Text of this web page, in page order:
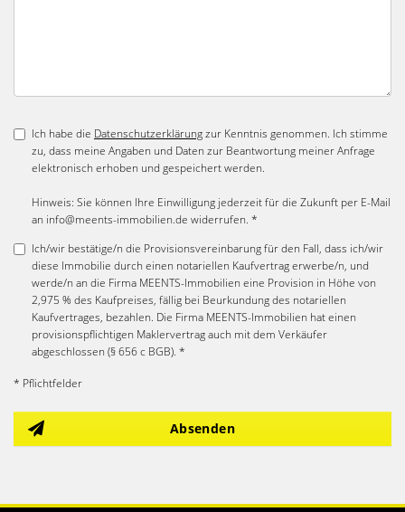
Ich habe die Datenschutzerklärungzur Kenntnis genommen. Ich stimme
zu, dass meine Angaben und Daten zur Beantwortung meiner Anfrage
elektronisch erhoben und gespeichert werden.
Hinweis: Sie können Ihre Einwilligung jederzeit für die Zukunft per E-Mail
an info@meents-immobilien.de widerrufen. *
Ich/wir bestätige/n die Provisionsvereinbarung für den Fall, dass ich/wir
diese Immobilie durch einen notariellen Kaufvertrag erwerbe/n, und
werde/n an die Firma MEENTS-Immobilien eine Provision in Höhe von
2,975 % des Kaufpreises, fällig bei Beurkundung des notariellen
Kaufvertrages, bezahlen. Die Firma MEENTS-Immobilien hat einen
provisionspflichtigen Maklervertrag auch mit dem Verkäufer
abgeschlossen (§ 656 c BGB). *
* Pflichtfelder
Absenden